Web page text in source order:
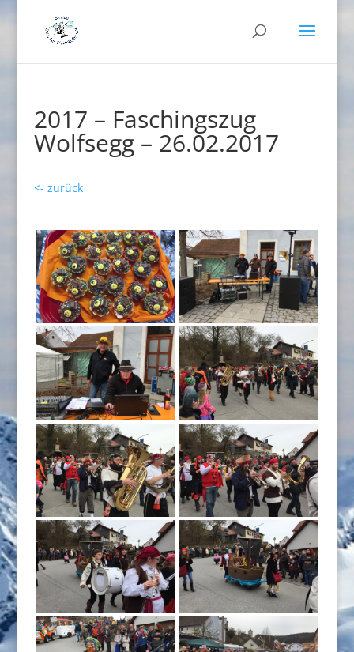
2017 – Faschingszug
Wolfsegg – 26.02.2017
<- zurück